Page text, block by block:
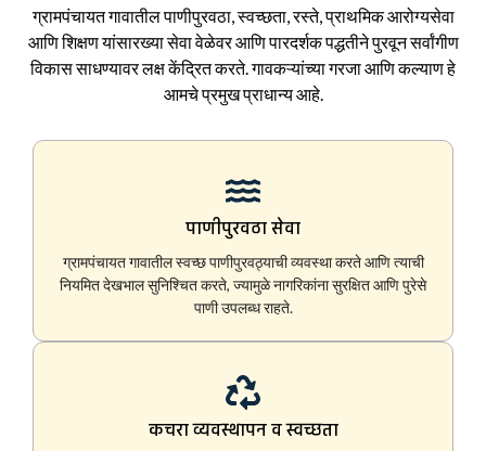
ग्रामपंचायत गावातील पाणीपुरवठा, स्वच्छता, रस्ते, प्राथमिक आरोग्यसेवा
आणि शिक्षण यांसारख्या सेवा वेळेवर आणि पारदर्शक पद्धतीने पुरवून सर्वांगीण
विकास साधण्यावर लक्ष केंद्रित करते. गावकऱ्यांच्या गरजा आणि कल्याण हे
आमचे प्रमुख प्राधान्य आहे.
पाणीपुरवठा सेवा
ग्रामपंचायत गावातील स्वच्छ पाणीपुरवठ्याची व्यवस्था करते आणि त्याची
नियमित देखभाल सुनिश्चित करते, ज्यामुळे नागरिकांना सुरक्षित आणि पुरेसे
पाणी उपलब्ध राहते.
कचरा व्यवस्थापन व स्वच्छता